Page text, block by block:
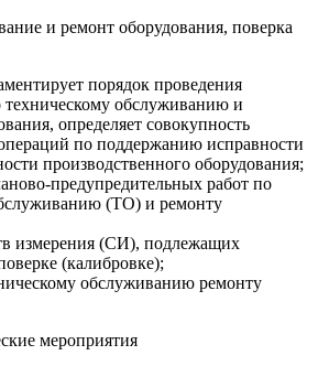
и ремонт оборудования, поверка
порядок проведения
обслуживанию и
определяет совокупность
по поддержанию исправности
производственного оборудования;
предупредительных работ по
(ТО) и ремонту
измерения (СИ), подлежащих
(калибровке);
обслуживанию ремонту
мероприятия